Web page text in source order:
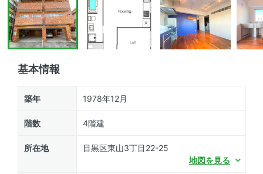
基本情報
築年 1978年12月
階数 4階建
所在地
目黒区東山3丁目22-25
地図を見る